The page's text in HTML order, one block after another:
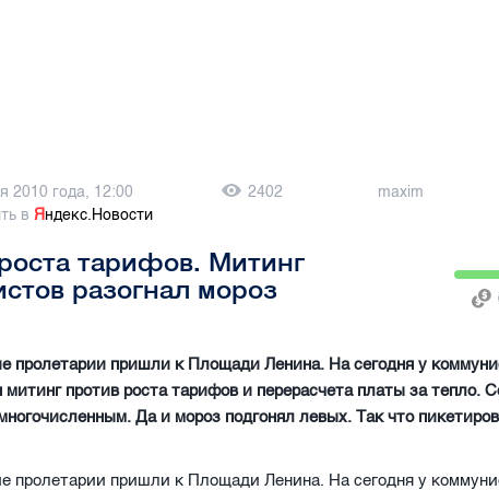
2010 года, 12:00 2402 maxim
вЯндекс.Новости
тарифов. Митинг
разогнал мороз
пролетарии пришли к Площади Ленина. На сегодня у
митинг против роста тарифов и перерасчета платы за тепло.
Да и мороз подгонял левых. Так что
пролетарии пришли к Площади Ленина. На сегодня у